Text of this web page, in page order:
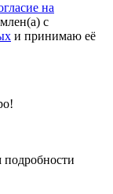
на
с
и принимаю её